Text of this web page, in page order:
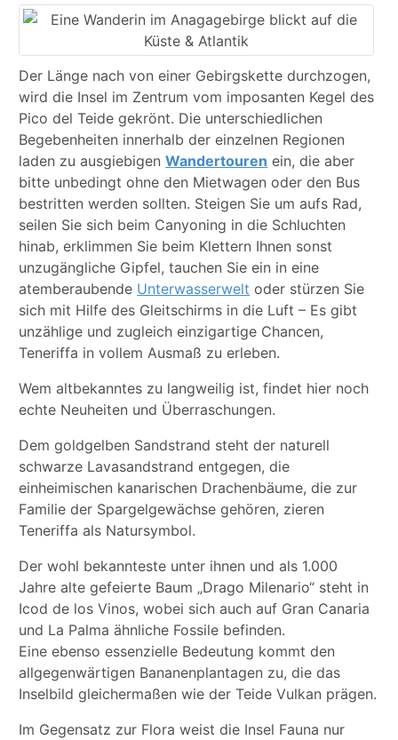
Der Länge nach von einer Gebirgskette durchzogen,
wird die Insel im Zentrum vom imposanten Kegel des
Pico del Teide gekrönt. Die unterschiedlichen
Begebenheiten innerhalb der einzelnen Regionen
laden zu ausgiebigenWandertouren ein, die aber
bitte unbedingt ohne den Mietwagen oder den Bus
bestritten werden sollten. Steigen Sie um aufs Rad,
seilen Sie sich beim Canyoning in die Schluchten
hinab, erklimmen Sie beim Klettern Ihnen sonst
unzugängliche Gipfel, tauchen Sie ein in eine
atemberaubende Unterwasserwelt oder stürzen Sie
sich mit Hilfe des Gleitschirms in die Luft – Es gibt
unzählige und zugleich einzigartige Chancen,
Teneriffa in vollem Ausmaß zu erleben.
Wem altbekanntes zu langweilig ist, findet hier noch
echte Neuheiten und Überraschungen.
Dem goldgelben Sandstrand steht der naturell
schwarze Lavasandstrand entgegen, die
einheimischen kanarischen Drachenbäume, die zur
Familie der Spargelgewächse gehören, zieren
Teneriffa als Natursymbol.
Der wohl bekannteste unter ihnen und als 1.000
Jahre alte gefeierte Baum „Drago Milenario“ steht in
Icod de los Vinos, wobei sich auch auf Gran Canaria
und La Palma ähnliche Fossile befinden.
Eine ebenso essenzielle Bedeutung kommt den
allgegenwärtigen Bananenplantagen zu, die das
Inselbild gleichermaßen wie der Teide Vulkan prägen.
Im Gegensatz zur Flora weist die Insel Fauna nur